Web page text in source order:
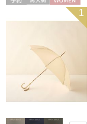
WOMEN 1